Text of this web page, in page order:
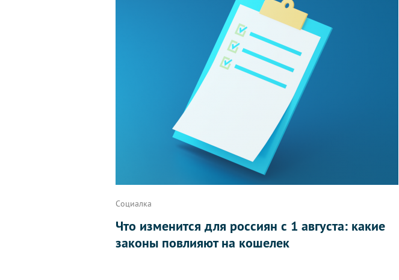
Социалка
Что изменится для россиян с 1 августа: какие
законы повлияют на кошелек